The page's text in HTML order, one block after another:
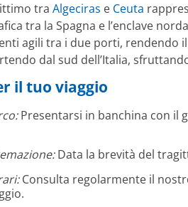
tra Algeciras e Ceuta
tra la Spagna e l’enclave
agili tra i due porti, rendendo
dal sud dell’Italia,
il tuo viaggio
Presentarsi in banchina con il
Data la brevità del
Consulta regolarmente il